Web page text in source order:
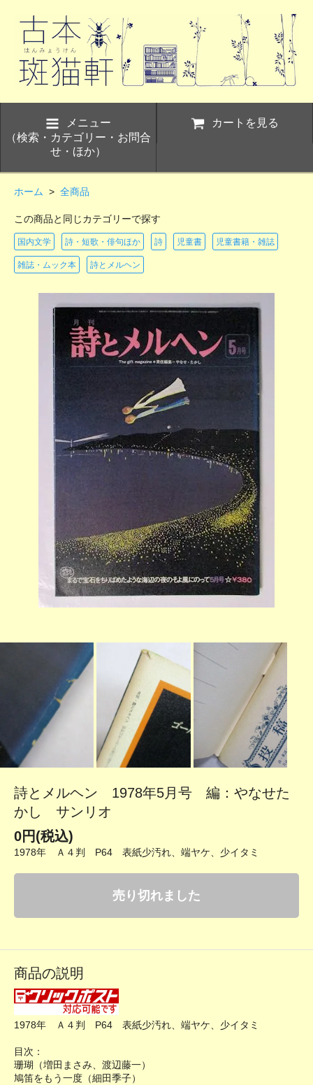
メニュー
（検索・カテゴリー・お問合
せ・ほか）
カートを見る
ホーム > 全商品
この商品と同じカテゴリーで探す
国内文学 詩・短歌・俳句ほか 詩 児童書 児童書籍・雑誌
雑誌・ムック本 詩とメルヘン
詩とメルヘン 1978年5月号 編：やなせた
かし サンリオ
0円(税込)
1978年 Ａ４判 P64 表紙少汚れ、端ヤケ、少イタミ
売り切れました
商品の説明
1978年 Ａ４判 P64 表紙少汚れ、端ヤケ、少イタミ
目次：
珊瑚（増田まさみ、渡辺藤一）
鳩笛をもう一度（細田季子）